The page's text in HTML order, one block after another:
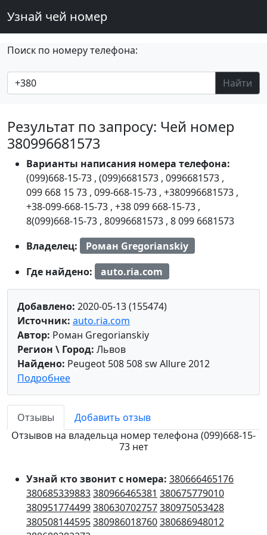
Узнай чей номер
Поиск по номеру телефона:
Найти
Результат по запросу: Чей номер
380996681573
Варианты написания номера телефона:
(099)668-15-73 , (099)6681573 , 0996681573 ,
099 668 15 73 , 099-668-15-73 , +380996681573 ,
+38-099-668-15-73 , +38 099 668-15-73 ,
8(099)668-15-73 , 80996681573 , 8 099 6681573
Владелец:
Роман Gregorianskiy
Где найдено:
auto.ria.com
Добавлено: 2020-05-13 (155474)
Источник: auto.ria.com
Автор: Роман Gregorianskiy
Регион \ Город: Львов
Найдено: Peugeot 508 508 sw Allure 2012
Подробнее
Отзывы
Добавить отзыв
Отзывов на владельца номер телефона (099)668-15-
73 нет
Узнай кто звонит с номера: 380666465176
380685339883380966465381 380675779010
380951774499380630702757380975053428
380508144595380986018760380686948012